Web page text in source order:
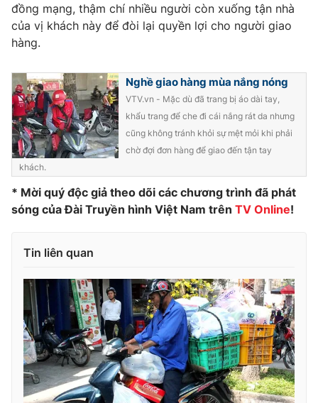
Tư vấn
Chuyên mục khác
Photo Infographic
Video Shorts video
VTV Money VTV Thể thao
VTV4 Vươn mình bằng AI
VTV9 VTV8
Liên hệ tòa soạn English
đồng mạng, thậm chí nhiều người còn xuống tận nhà
của vị khách này để đòi lại quyền lợi cho người giao
hàng.
Nghề giao hàng mùa nắng nóng
VTV.vn - Mặc dù đã trang bị áo dài tay,
khẩu trang để che đi cái nắng rát da nhưng
cũng không tránh khỏi sự mệt mỏi khi phải
chờ đợi đơn hàng để giao đến tận tay
khách.
* Mời quý độc giả theo dõi các chương trình đã phát
sóng của Đài Truyền hình Việt Nam trên TV Online!
Tin liên quan